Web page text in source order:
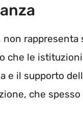
non
che le
e il supporto
che